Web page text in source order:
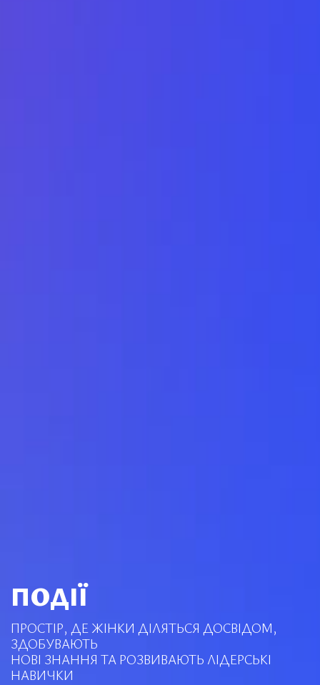
ПОДІЇ
ПРОСТІР, ДЕ ЖІНКИ ДІЛЯТЬСЯ ДОСВІДОМ,
ЗДОБУВАЮТЬ
НОВІ ЗНАННЯ ТА РОЗВИВАЮТЬ ЛІДЕРСЬКІ
НАВИЧКИ